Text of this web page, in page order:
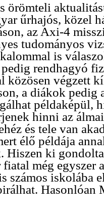
örömteli
űrhajós, közel
az Axi-4
tudományos
is
rendhagyó
közösen végzett
a diákok pedig
példaképül,
hinni az
és tele van
élő példája
Hiszen ki
még egyszer
számos iskolába
Hasonlóan